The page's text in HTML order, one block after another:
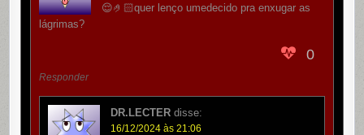
😌🤌🏻quer lenço umedecido pra enxugar as
lágrimas?
0
Responder
DR.LECTER disse:
16/12/2024 às 21:06